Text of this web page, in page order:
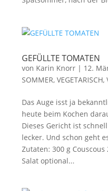
GEFÜLLTE TOMATEN
von Karin Knorr| 12.
SOMMER, VEGETARISCH,
Das Auge isst ja
heute beim Kochen
Dieses Gericht ist
lecker. Und schon geht
Zutaten: 300 g
Salat optional...